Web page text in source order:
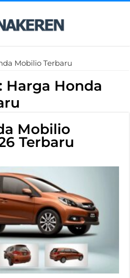
Mobilio Terbaru
Harga Honda
Mobilio
Terbaru